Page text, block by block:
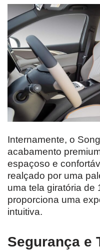
Internamente, o
acabamento
espaçoso e
realçado por uma
uma tela giratória de
proporciona uma
intuitiva.
Segurança e